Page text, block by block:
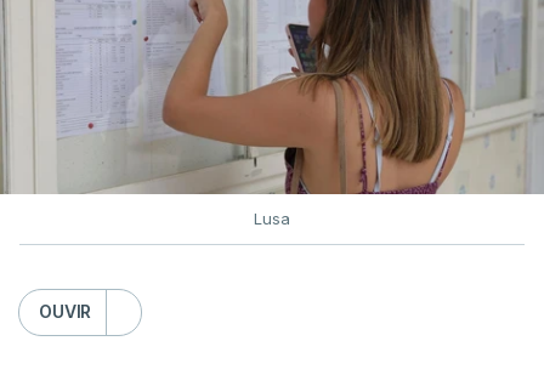
Lusa
OUVIR